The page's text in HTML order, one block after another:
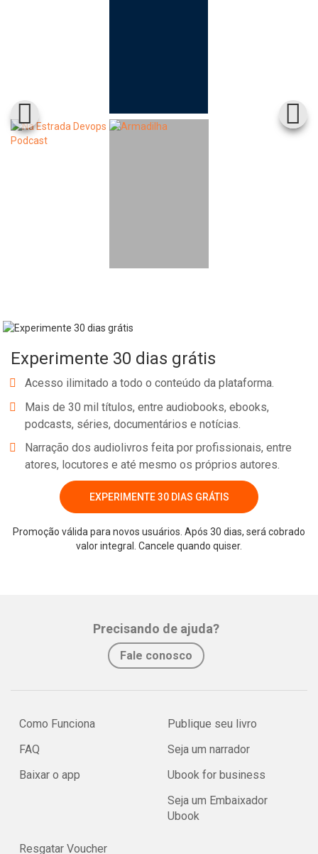
Experimente 30 dias grátis
Acesso ilimitado a todo o conteúdo da plataforma.
Mais de 30 mil títulos, entre audiobooks, ebooks,
podcasts, séries, documentários e notícias.
Narração dos audiolivros feita por profissionais, entre
atores, locutores e até mesmo os próprios autores.
EXPERIMENTE 30 DIAS GRÁTIS
Promoção válida para novos usuários. Após 30 dias, será cobrado
valor integral. Cancele quando quiser.
Precisando de ajuda?
Fale conosco
Como Funciona
FAQ
Baixar o app
Publique seu livro
Seja um narrador
Ubook for business
Seja um Embaixador
Ubook
Resgatar Voucher